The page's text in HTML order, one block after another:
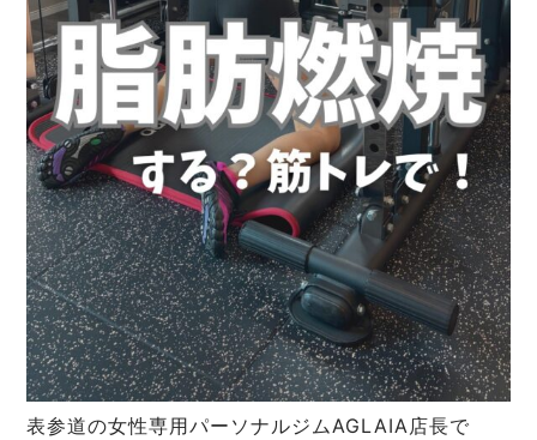
表参道の女性専用パーソナルジムAGLAIA店長で